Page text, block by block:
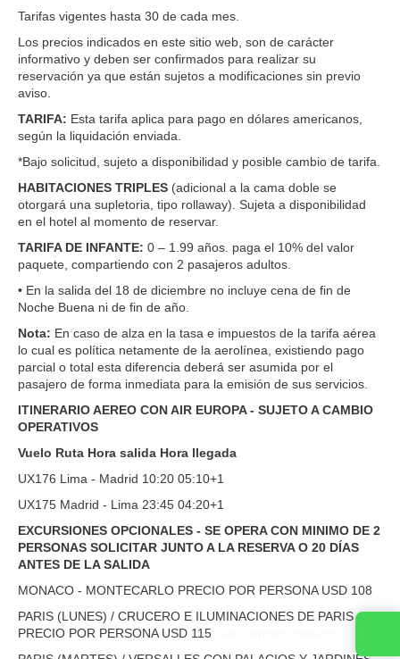
Tarifas vigentes hasta 30 de cada mes.
Los precios indicados en este sitio web, son de carácter
informativo y deben ser confirmados para realizar su
reservación ya que están sujetos a modificaciones sin previo
aviso.
TARIFA: Esta tarifa aplica para pago en dólares americanos,
según la liquidación enviada.
*Bajo solicitud, sujeto a disponibilidad y posible cambio de tarifa.
HABITACIONES TRIPLES (adicional a la cama doble se
otorgará una supletoria, tipo rollaway). Sujeta a disponibilidad
en el hotel al momento de reservar.
TARIFA DE INFANTE: 0 – 1.99 años. paga el 10% del valor
paquete, compartiendo con 2 pasajeros adultos.
• En la salida del 18 de diciembre no incluye cena de fin de
Noche Buena ni de fin de año.
Nota: En caso de alza en la tasa e impuestos de la tarifa aérea
lo cual es política netamente de la aerolínea, existiendo pago
parcial o total esta diferencia deberá ser asumida por el
pasajero de forma inmediata para la emisión de sus servicios.
ITINERARIO AEREO CON AIR EUROPA - SUJETO A CAMBIO
OPERATIVOS
Vuelo Ruta Hora salida Hora llegada
UX176 Lima - Madrid 10:20 05:10+1
UX175 Madrid - Lima 23:45 04:20+1
EXCURSIONES OPCIONALES - SE OPERA CON MINIMO DE 2
PERSONAS SOLICITAR JUNTO A LA RESERVA O 20 DÍAS
ANTES DE LA SALIDA
MONACO - MONTECARLO PRECIO POR PERSONA USD 108
PARIS (LUNES) / CRUCERO E ILUMINACIONES DE PARIS
PRECIO POR PERSONA USD 115